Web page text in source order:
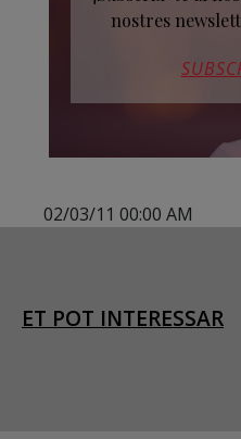
nostres
02/03/11 00:00 AM
ET POT INTERESSAR